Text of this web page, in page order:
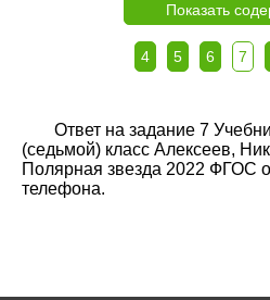
Показать
4 5 6 7
Ответ на задание 7
(седьмой) класс Алексеев,
Полярная звезда 2022 ФГОС
телефона.